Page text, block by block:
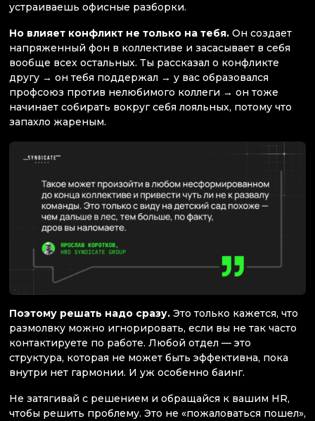
устраиваешь офисные разборки.
Но влияет конфликт не только на тебя. Он создает
напряженный фон в коллективе и засасывает в себя
вообще всех остальных. Ты рассказал о конфликте
другу → он тебя поддержал → у вас образовался
профсоюз против нелюбимого коллеги → он тоже
начинает собирать вокруг себя лояльных, потому что
запахло жареным.
Поэтому решать надо сразу. Это только кажется, что
размолвку можно игнорировать, если вы не так часто
контактируете по работе. Любой отдел — это
структура, которая не может быть эффективна, пока
внутри нет гармонии. И уж особенно баинг.
Не затягивай с решением и обращайся к вашим HR,
чтобы решить проблему. Это не «пожаловаться пошел»,